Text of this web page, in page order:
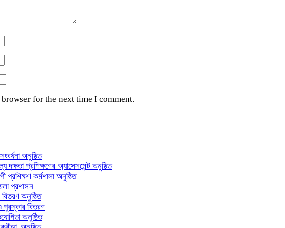
for the next time I comment.
অনুষ্ঠিত
দক্ষতা প্রশিক্ষণের অ্যাসেসমেন্ট অনুষ্ঠিত
প্রশিক্ষণ কর্মশালা অনুষ্ঠিত
প্রশাসন
অনুষ্ঠিত
পুরস্কার বিতরণ
অনুষ্ঠিত